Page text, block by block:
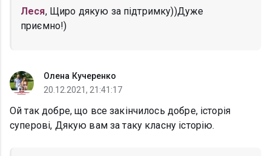
Леся, Щиро дякую за підтримку))Дуже
приємно!)
Олена Кучеренко
20.12.2021, 21:41:17
Ой так добре, що все закінчилось добре, історія
суперові, Дякую вам за таку класну історію.